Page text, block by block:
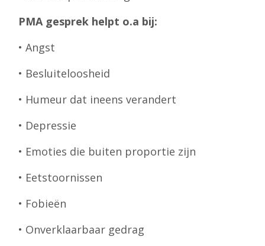
PMA gesprek helpt o.a bij:
• Angst
• Besluiteloosheid
• Humeur dat ineens verandert
• Depressie
• Emoties die buiten proportie zijn
• Eetstoornissen
• Fobieën
• Onverklaarbaar gedrag